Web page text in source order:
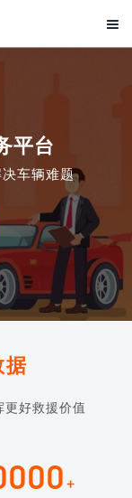

平台
车辆难题
据
好救援价值
+